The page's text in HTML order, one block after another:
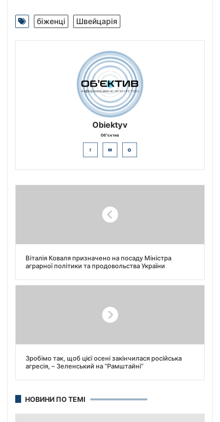
біженці Швейцарія
Obiektyv
Об"єктив
Віталія Коваля призначено на посаду Міністра
аграрної політики та продовольства України
Зробімо так, щоб цієї осені закінчилася російська
агресія, – Зеленський на “Рамштайні”
НОВИНИ ПО ТЕМІ